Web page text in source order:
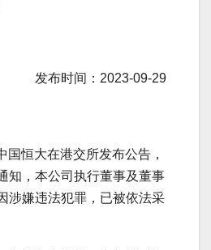
发布时间：2023-09-29
国恒大在港交所发布公告，
知，本公司执行董事及董事
涉嫌违法犯罪，已被依法采